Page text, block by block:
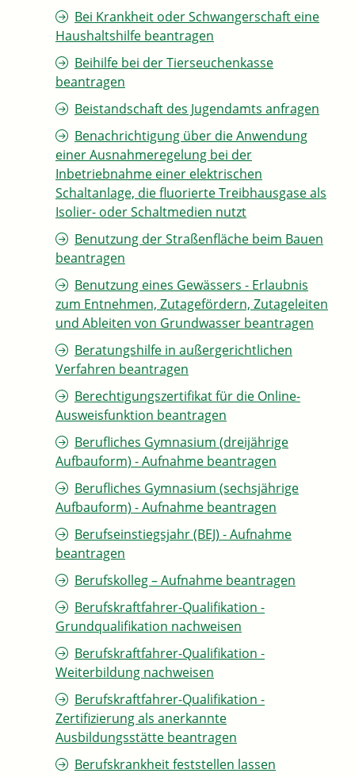
Bei Krankheit oder Schwangerschaft eine
Haushaltshilfe beantragen
Beihilfe bei der Tierseuchenkasse
beantragen
Beistandschaft des Jugendamts anfragen
Benachrichtigung über die Anwendung
einer Ausnahmeregelung bei der
Inbetriebnahme einer elektrischen
Schaltanlage, die fluorierte Treibhausgase als
Isolier- oder Schaltmedien nutzt
Benutzung der Straßenfläche beim Bauen
beantragen
Benutzung eines Gewässers - Erlaubnis
zum Entnehmen, Zutagefördern, Zutageleiten
und Ableiten von Grundwasser beantragen
Beratungshilfe in außergerichtlichen
Verfahren beantragen
Berechtigungszertifikat für die Online-
Ausweisfunktion beantragen
Berufliches Gymnasium (dreijährige
Aufbauform) - Aufnahme beantragen
Berufliches Gymnasium (sechsjährige
Aufbauform) - Aufnahme beantragen
Berufseinstiegsjahr (BEJ) - Aufnahme
beantragen
Berufskolleg – Aufnahme beantragen
Berufskraftfahrer-Qualifikation -
Grundqualifikation nachweisen
Berufskraftfahrer-Qualifikation -
Weiterbildung nachweisen
Berufskraftfahrer-Qualifikation -
Zertifizierung als anerkannte
Ausbildungsstätte beantragen
Berufskrankheit feststellen lassen